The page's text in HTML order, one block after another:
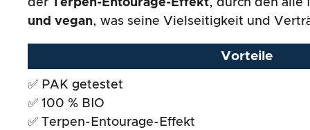
Preis-/ Leistungsverhältnis
Gesamtergebnis
der Terpen-Entourage-Effekt, durch den alle
und vegan, was seine Vielseitigkeit und
Vorteile
✅ PAK getestet
✅ 100 % BIO
✅ Terpen-Entourage-Effekt